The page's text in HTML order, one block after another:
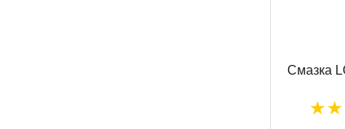
Смазка